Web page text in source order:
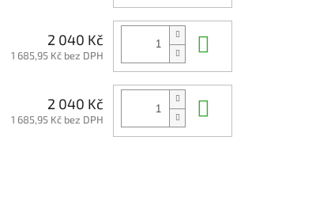
2 040 Kč
1 685,95 Kč bez DPH
2 040 Kč
1 685,95 Kč bez DPH